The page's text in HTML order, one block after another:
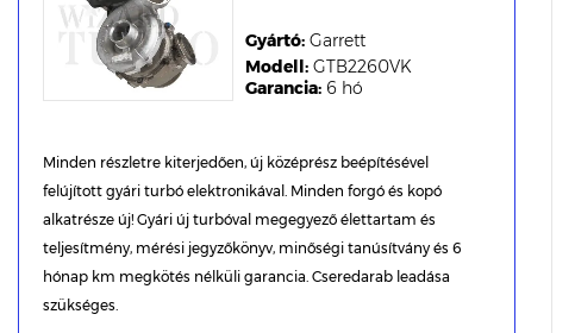
Garancia: 6 hó
Modell: GTB2260VK
Gyártó: Garrett
Minden részletre kiterjedően, új középrész beépítésével
felújított gyári turbó elektronikával. Minden forgó és kopó
alkatrésze új! Gyári új turbóval megegyező élettartam és
teljesítmény, mérési jegyzőkönyv, minőségi tanúsítvány és 6
hónap km megkötés nélküli garancia. Cseredarab leadása
szükséges.